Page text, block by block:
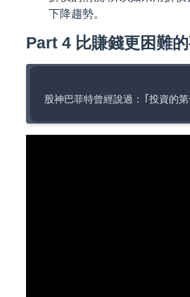
下降趨勢。
Part 4 比賺錢更困難